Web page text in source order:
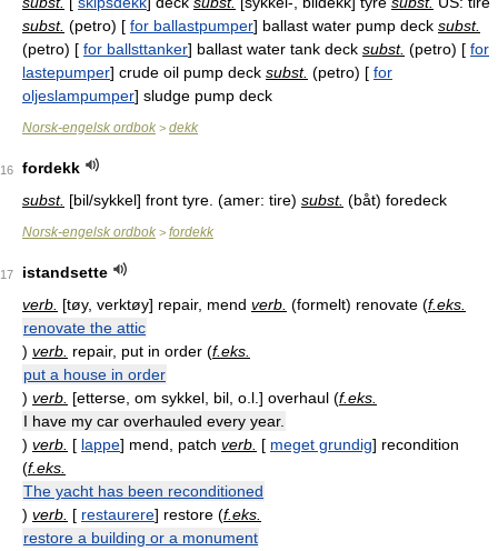
subst. (petro) [ for ballastpumper] ballast water pump deck subst.
(petro) [ for ballsttanker] ballast water tank deck subst. (petro) [ for
lastepumper] crude oil pump deck subst. (petro) [ for
oljeslampumper] sludge pump deck
Norsk-engelsk ordbok > dekk
16
fordekk
subst. [bil/sykkel] front tyre. (amer: tire) subst. (båt) foredeck
Norsk-engelsk ordbok > fordekk
17
istandsette
verb. [tøy, verktøy] repair, mend verb. (formelt) renovate (f.eks.
renovate the attic
) verb. repair, put in order (f.eks.
put a house in order
) verb. [etterse, om sykkel, bil, o.l. ] overhaul (f.eks.
I have my car overhauled every year.
) verb. [ lappe] mend, patch verb. [ meget grundig] recondition
(f.eks.
The yacht has been reconditioned
) verb. [ restaurere] restore (f.eks.
restore a building or a monument